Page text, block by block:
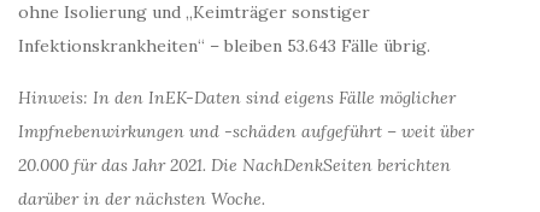
ohne Isolierung und „Keimträger sonstiger
Infektionskrankheiten“ – bleiben 53.643 Fälle übrig.
Hinweis: In den InEK-Daten sind eigens Fälle möglicher
Impfnebenwirkungen und -schäden aufgeführt – weit über
20.000 für das Jahr 2021. Die NachDenkSeiten berichten
darüber in der nächsten Woche.